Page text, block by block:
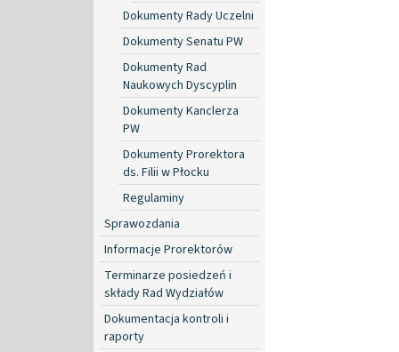
Dokumenty Rady Uczelni
Dokumenty Senatu PW
Dokumenty Rad
Naukowych Dyscyplin
Dokumenty Kanclerza
PW
Dokumenty Prorektora
ds. Filii w Płocku
Regulaminy
Sprawozdania
Informacje Prorektorów
Terminarze posiedzeń i
składy Rad Wydziałów
Dokumentacja kontroli i
raporty